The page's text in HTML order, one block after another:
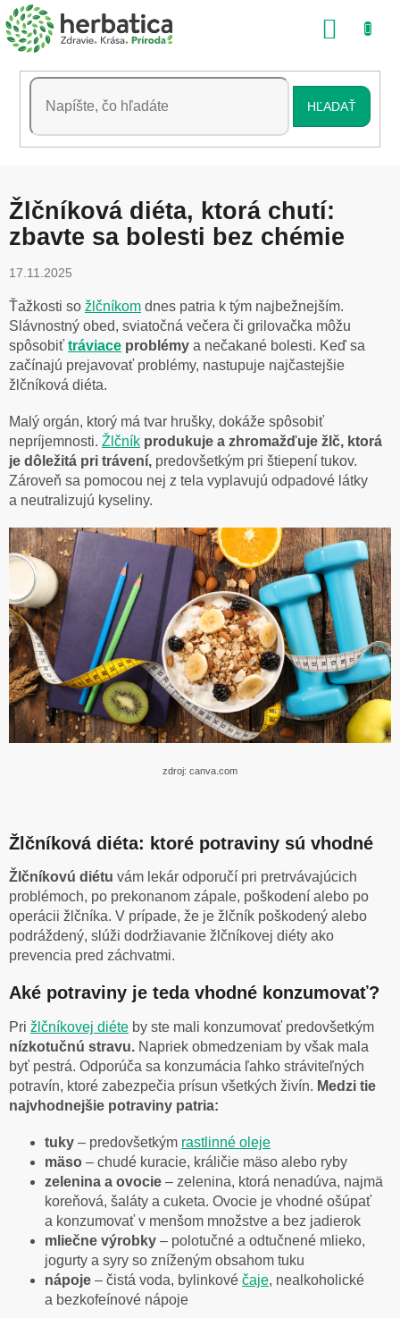
Prejsť
na
obsah
HĽADAŤ
Žlčníková diéta, ktorá chutí:
zbavte sa bolesti bez chémie
17.11.2025
Ťažkosti so žlčníkom dnes patria k tým najbežnejším.
Slávnostný obed, sviatočná večera či grilovačka môžu
spôsobiť tráviace problémy a nečakané bolesti. Keď sa
začínajú prejavovať problémy, nastupuje najčastejšie
žlčníková diéta.
Malý orgán, ktorý má tvar hrušky, dokáže spôsobiť
nepríjemnosti. Žlčník produkuje a zhromažďuje žlč, ktorá
je dôležitá pri trávení, predovšetkým pri štiepení tukov.
Zároveň sa pomocou nej z tela vyplavujú odpadové látky
a neutralizujú kyseliny.
zdroj: canva.com
Žlčníková diéta: ktoré potraviny sú vhodné
Žlčníkovú diétu vám lekár odporučí pri pretrvávajúcich
problémoch, po prekonanom zápale, poškodení alebo po
operácii žlčníka. V prípade, že je žlčník poškodený alebo
podráždený, slúži dodržiavanie žlčníkovej diéty ako
prevencia pred záchvatmi.
Aké potraviny je teda vhodné konzumovať?
Pri žlčníkovej diéte by ste mali konzumovať predovšetkým
nízkotučnú stravu. Napriek obmedzeniam by však mala
byť pestrá. Odporúča sa konzumácia ľahko stráviteľných
potravín, ktoré zabezpečia prísun všetkých živín. Medzi tie
najvhodnejšie potraviny patria:
tuky – predovšetkým rastlinné oleje
mäso – chudé kuracie, králičie mäso alebo ryby
zelenina a ovocie – zelenina, ktorá nenadúva, najmä
koreňová, šaláty a cuketa. Ovocie je vhodné ošúpať
a konzumovať v menšom množstve a bez jadierok
mliečne výrobky – polotučné a odtučnené mlieko,
jogurty a syry so zníženým obsahom tuku
nápoje – čistá voda, bylinkové čaje, nealkoholické
a bezkofeínové nápoje